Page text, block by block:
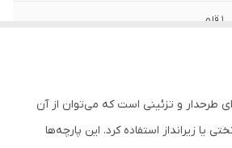
1 قلم
طرحدار و تزئینی است که می‌توان از آن
یا زیرانداز استفاده کرد. این پارچه‌ها